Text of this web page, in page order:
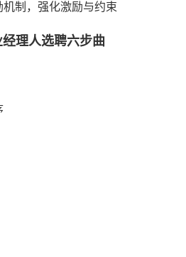
制，强化激励与约束
理人选聘六步曲